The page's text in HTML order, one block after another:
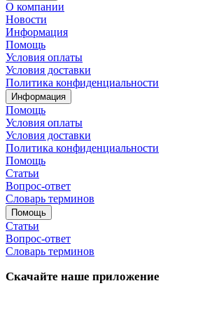
О компании
Новости
Информация
Помощь
Условия оплаты
Условия доставки
Политика конфиденциальности
Информация
Помощь
Условия оплаты
Условия доставки
Политика конфиденциальности
Помощь
Статьи
Вопрос-ответ
Словарь терминов
Помощь
Статьи
Вопрос-ответ
Словарь терминов
Скачайте наше приложение